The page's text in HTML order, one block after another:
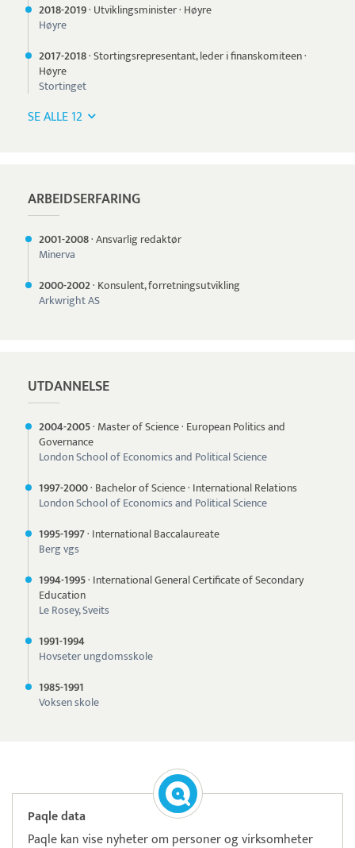
2018-2019· Utviklingsminister· Høyre
Høyre
2017-2018·Stortingsrepresentant, leder i finanskomiteen·
Høyre
Stortinget
SE ALLE 12
ARBEIDSERFARING
2001-2008·Ansvarlig redaktør
Minerva
2000-2002· Konsulent, forretningsutvikling
Arkwright AS
UTDANNELSE
2004-2005· Master of Science· European Politics and
Governance
London School of Economics and Political Science
1997-2000· Bachelor of Science· International Relations
London School of Economics and Political Science
1995-1997· International Baccalaureate
Berg vgs
1994-1995· International General Certificate of Secondary
Education
Le Rosey, Sveits
1991-1994
Hovseter ungdomsskole
1985-1991
Voksen skole
Paqle data
Paqle kan vise nyheter om personer og virksomheter